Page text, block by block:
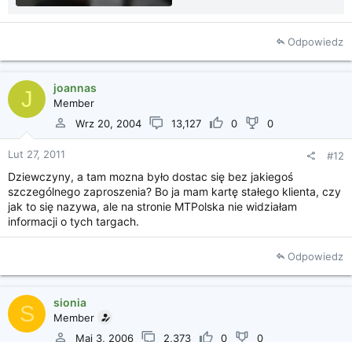
Odpowiedz
J joannas
Member
Wrz 20, 2004
13,127 0 0
Lut 27, 2011 #12
Dziewczyny, a tam mozna było dostac się bez jakiegoś
szczególnego zaproszenia? Bo ja mam kartę stałego klienta, czy
jak to się nazywa, ale na stronie MTPolska nie widziałam
informacji o tych targach.
Odpowiedz
S sionia
Member
Maj 3, 2006
2,373 0 0